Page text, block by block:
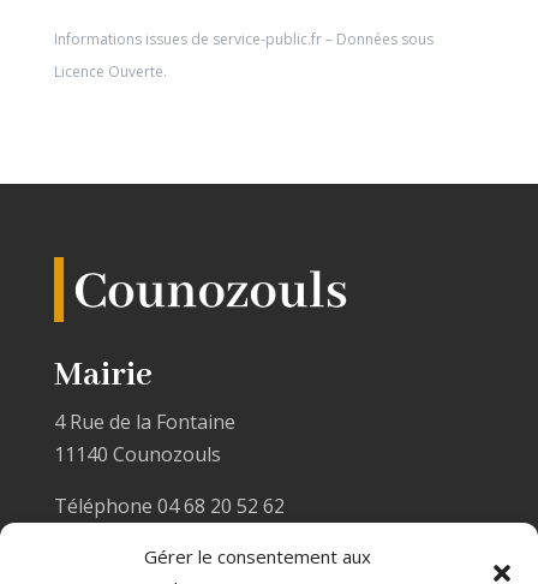
Gérer le consentement aux
Informations issues de service-public.fr– Données sous
Licence Ouverte.
Mairie
4 Rue de la Fontaine
11140 Counozouls
Téléphone 04 68 20 52 62